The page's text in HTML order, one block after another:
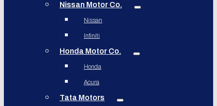
Nissan Motor Co.
Nissan
Infiniti
Honda Motor Co.
Honda
Acura
Tata Motors